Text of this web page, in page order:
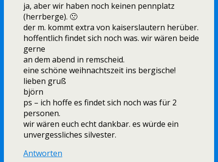
ja, aber wir haben noch keinen pennplatz
(herrberge). 🙁
der m. kommt extra von kaiserslautern herüber.
hoffentlich findet sich noch was. wir wären beide
gerne
an dem abend in remscheid.
eine schöne weihnachtszeit ins bergische!
lieben gruß
björn
ps – ich hoffe es findet sich noch was für 2
personen.
wir wären euch echt dankbar. es würde ein
unvergessliches silvester.
Antworten